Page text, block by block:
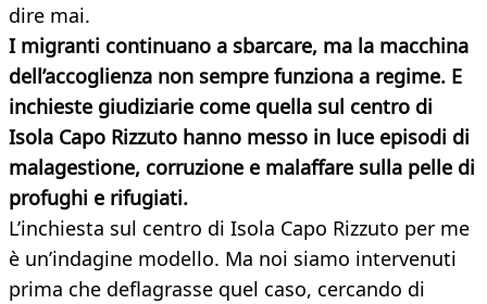
dire mai.
I migranti continuano a sbarcare, ma la macchina
dell’accoglienza non sempre funziona a regime. E
inchieste giudiziarie come quella sul centro di
Isola Capo Rizzuto hanno messo in luce episodi di
malagestione, corruzione e malaffare sulla pelle di
profughi e rifugiati.
L’inchiesta sul centro di Isola Capo Rizzuto per me
è un’indagine modello. Ma noi siamo intervenuti
prima che deflagrasse quel caso, cercando di